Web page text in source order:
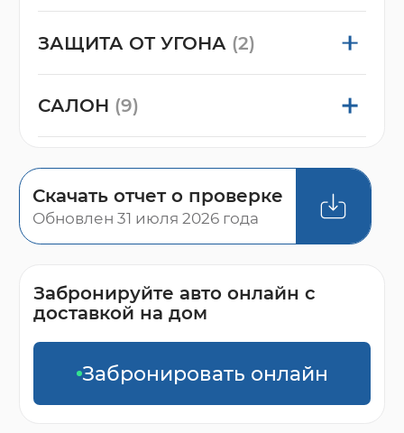
ЗАЩИТА ОТ УГОНА (2)
САЛОН (9)
Скачать отчет о проверке
Обновлен 31 июля 2026 года
Забронируйте авто онлайн с
доставкой на дом
Забронировать онлайн